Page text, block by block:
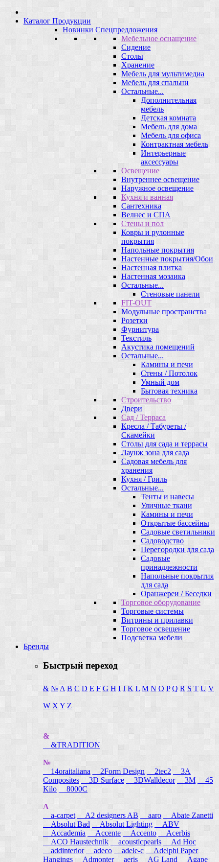
Каталог Продукции
Новинки Спецпредложения
Мебельное оснащение
Сидение
Столы
Хранение
Мебель для мультимедиа
Мебель для спальни
Остальные...
Дополнительная
мебель
Детская комната
Мебель для дома
Мебель для офиса
Контрактная мебель
Интерьерные
аксессуары
Освещение
Внутреннее освещение
Наружное освещение
Кухня и ванная
Сантехника
Велнес и СПА
Стены и пол
Ковры и рулонные
покрытия
Напольные покрытия
Настенные покрытия/Обои
Настенная плитка
Настенная мозаика
Остальные...
Стеновые панели
FIT-OUT
Модульные пространства
Розетки
Фурнитура
Текстиль
Акустика помещений
Остальные...
Камины и печи
Стены / Потолок
Умный дом
Бытовая техника
Строительство
Двери
Сад / Терраса
Кресла / Табуреты /
Скамейки
Столы для сада и террасы
Лаунж зона для сада
Садовая мебель для
хранения
Кухня / Гриль
Остальные...
Тенты и навесы
Уличные ткани
Камины и печи
Открытые бассейны
Садовые светильники
Садоводство
Перегородки для сада
Садовые
принадлежности
Напольные покрытия
для сада
Оранжереи / Беседки
Торговое оборудование
Торговые системы
Витрины и прилавки
Торговое освещение
Подсветка мебели
Бренды
Быстрый переход
& № A B C D E F G H I J K L M N O P Q R S T U V
W X Y Z
&
&TRADITION
№
14oraitaliana
2Form Design 2tec2
3A
Composites
3D Surface 3DWalldecor 3M
45
Kilo
8000C
A
a-carpet
A2 designers AB aaro
Abate Zanetti
Absolut Bad
Absolut Lighting
ABV
Accademia
Accente Accento
Acerbis
ACO Haustechnik
acousticpearls
Ad Hoc
addinterior
adeco adele-c
Adelphi Paper
Hangings Admonter aeris AG Land Agape